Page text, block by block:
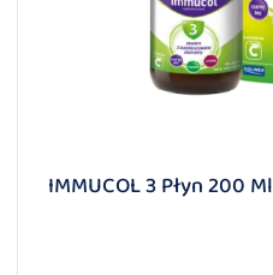
IMMUCOL 3 Płyn 200 Ml